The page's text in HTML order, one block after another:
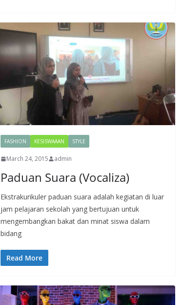
FASHION KESISWAAAN STYLE
March 24, 2015 admin
Paduan Suara (Vocaliza)
Ekstrakurikuler paduan suara adalah kegiatan di luar
jam pelajaran sekolah yang bertujuan untuk
mengembangkan bakat dan minat siswa dalam
bidang
Read More